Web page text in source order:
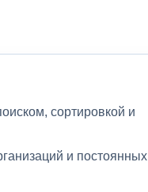
сортировкой и
и постоянных